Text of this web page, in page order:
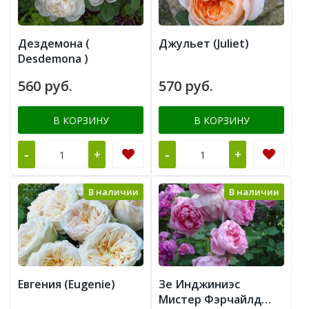
Дездемона (
Desdemona )
560 руб.
В КОРЗИНУ
- +
Джульет (Juliet)
570 руб.
В КОРЗИНУ
- +
В наличии
Евгения (Eugenie)
В наличии
Зе Инджиниэс
Мистер Фэрчайлд